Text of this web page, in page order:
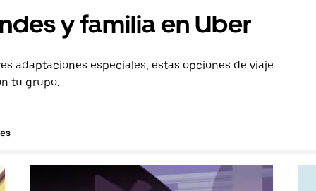
y familia en Uber
adaptaciones especiales, estas opciones de viaje
tu grupo.